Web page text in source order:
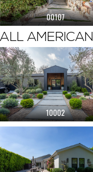
00107
ALL AMERICAN
10002